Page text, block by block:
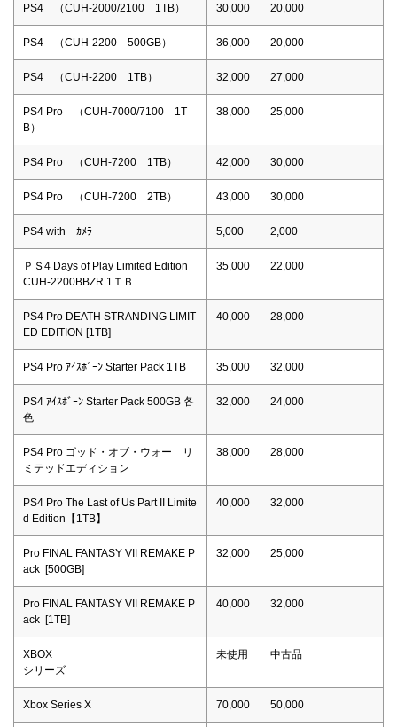
PS4 （CUH-2000/2100 1TB） 30,000 20,000
PS4 （CUH-2200 500GB） 36,000 20,000
PS4 （CUH-2200 1TB） 32,000 27,000
PS4 Pro （CUH-7000/7100 1T
B）
38,000 25,000
PS4 Pro （CUH-7200 1TB） 42,000 30,000
PS4 Pro （CUH-7200 2TB） 43,000 30,000
PS4 with ｶﾒﾗ 5,000 2,000
ＰＳ4 Days of Play Limited Edition
CUH-2200BBZR 1ＴＢ
35,000 22,000
PS4 Pro DEATH STRANDING LIMIT
ED EDITION [1TB]
40,000 28,000
PS4 Pro ｱｲｽﾎﾞｰﾝ Starter Pack 1TB 35,000 32,000
PS4 ｱｲｽﾎﾞｰﾝ Starter Pack 500GB 各
色
32,000 24,000
PS4 Pro ゴッド・オブ・ウォー リ
ミテッドエディション
38,000 28,000
PS4 Pro The Last of Us Part II Limite
d Edition【1TB】
40,000 32,000
Pro FINAL FANTASY VII REMAKE P
ack [500GB]
32,000 25,000
Pro FINAL FANTASY VII REMAKE P
ack [1TB]
40,000 32,000
XBOX
シリーズ
未使用 中古品
Xbox Series X 70,000 50,000